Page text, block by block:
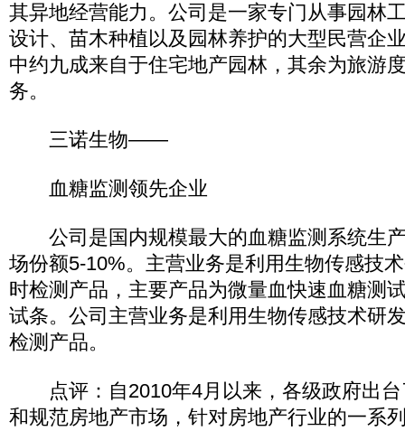
其异地经营能力。公司是一家专门从事园林
设计、苗木种植以及园林养护的大型民营企
中约九成来自于住宅地产园林，其余为旅游
务。
三诺生物——
血糖监测领先企业
公司是国内规模最大的血糖监测系统生
场份额5-10%。主营业务是利用生物传感技
时检测产品，主要产品为微量血快速血糖测
试条。公司主营业务是利用生物传感技术研
检测产品。
点评：自2010年4月以来，各级政府出台
和规范房地产市场，针对房地产行业的一系